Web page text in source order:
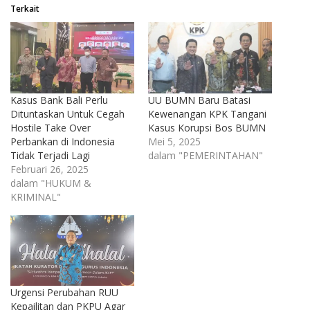
Terkait
Kasus Bank Bali Perlu
Dituntaskan Untuk Cegah
Hostile Take Over
Perbankan di Indonesia
Tidak Terjadi Lagi
Februari 26, 2025
dalam "HUKUM &
KRIMINAL"
UU BUMN Baru Batasi
Kewenangan KPK Tangani
Kasus Korupsi Bos BUMN
Mei 5, 2025
dalam "PEMERINTAHAN"
Urgensi Perubahan RUU
Kepailitan dan PKPU Agar